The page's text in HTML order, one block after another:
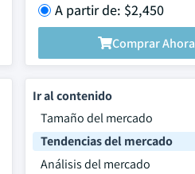
A partir de: $2,450
Comprar Ahora
Ir al contenido
Tamaño del mercado
Tendencias del mercado
Análisis del mercado